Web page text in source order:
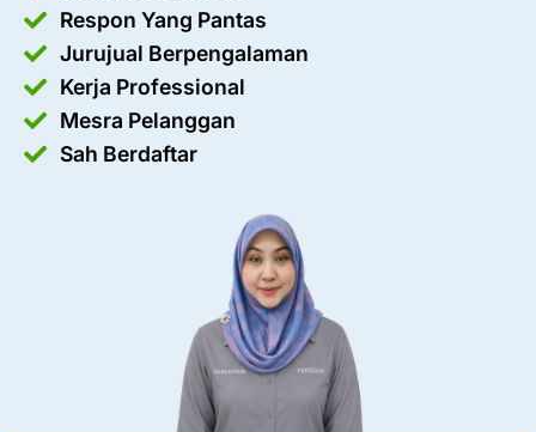
Respon Yang Pantas
Jurujual Berpengalaman
Kerja Professional
Mesra Pelanggan
Sah Berdaftar